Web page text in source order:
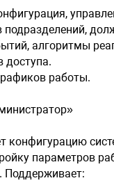
алгоритмы
доступа.
работы.
конфигурацию
параметров
Поддерживает: